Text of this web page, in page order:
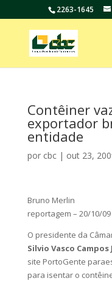
2263-1645
Contêiner
exportador
entidade
por cbc| out 23,
Bruno Merlin
reportagem – 20/10/09
O presidente da
Silvio Vasco Campos
site PortoGente
para isentar o